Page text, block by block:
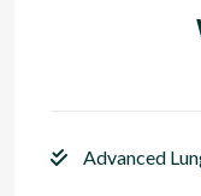
Advanced